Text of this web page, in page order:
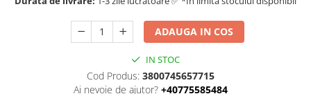
ADAUGA IN COS
IN STOC
Cod Produs: 3800745657715
Ai nevoie de ajutor? +40775585484